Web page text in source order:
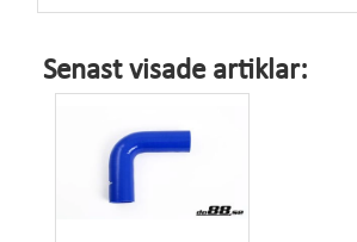
Senast visade artiklar: